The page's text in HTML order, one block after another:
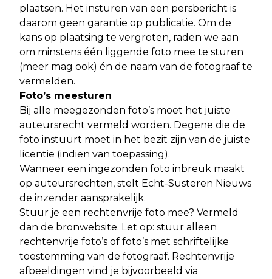
plaatsen. Het insturen van een persbericht is
daarom geen garantie op publicatie. Om de
kans op plaatsing te vergroten, raden we aan
om minstens één liggende foto mee te sturen
(meer mag ook) én de naam van de fotograaf te
vermelden.
Foto’s meesturen
Bij alle meegezonden foto’s moet het juiste
auteursrecht vermeld worden. Degene die de
foto instuurt moet in het bezit zijn van de juiste
licentie (indien van toepassing).
Wanneer een ingezonden foto inbreuk maakt
op auteursrechten, stelt Echt-Susteren Nieuws
de inzender aansprakelijk.
Stuur je een rechtenvrije foto mee? Vermeld
dan de bronwebsite. Let op: stuur alleen
rechtenvrije foto’s of foto’s met schriftelijke
toestemming van de fotograaf. Rechtenvrije
afbeeldingen vind je bijvoorbeeld via